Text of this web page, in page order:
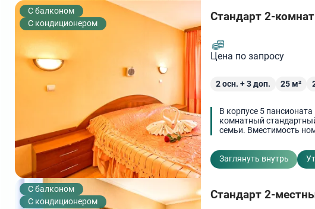
C балконом
С кондиционером
Стандарт 2-
Цена по запросу
2осн. +3доп. 25м²
В корпусе 5
комнатный
семьи. Вместимость
Заглянуть внутрь
C балконом
С кондиционером
Стандарт 2-